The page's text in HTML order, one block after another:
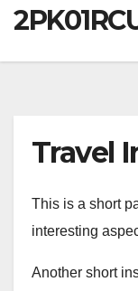
Travel
This is a short
interesting
Another short